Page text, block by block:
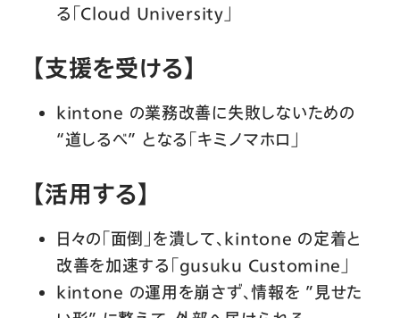
る「Cloud University」
【支援を受ける】
kintone の業務改善に失敗しないための
“道しるべ” となる「キミノマホロ」
【活用する】
日々の「面倒」を潰して、kintone の定着と
改善を加速する「gusuku Customine」
kintone の運用を崩さず、情報を ”見せた